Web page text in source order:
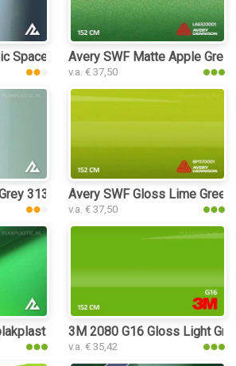
Space Green 3073 plakplastic
Avery SWF Matte Apple
v.a. € 37,50
3135 plakplastic
Avery SWF Gloss Lime
v.a. € 37,50
3M 2080 G16 Gloss Light
v.a. € 35,42